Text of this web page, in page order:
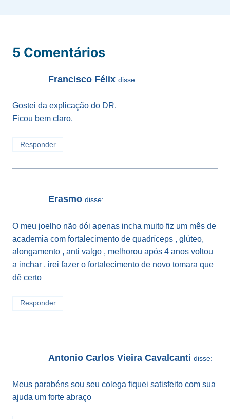
5 Comentários
Francisco Félix disse:
Gostei da explicação do DR.
Ficou bem claro.
Responder
Erasmo disse:
O meu joelho não dói apenas incha muito fiz um mês de
academia com fortalecimento de quadríceps , glúteo,
alongamento , anti valgo , melhorou após 4 anos voltou
a inchar , irei fazer o fortalecimento de novo tomara que
dê certo
Responder
Antonio Carlos Vieira Cavalcanti disse:
Meus parabéns sou seu colega fiquei satisfeito com sua
ajuda um forte abraço